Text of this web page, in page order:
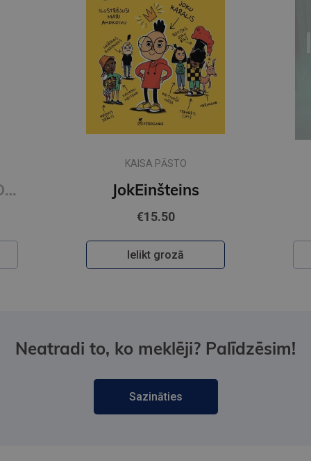
Grāmatzīme GLOBUSS - Ruds kaķis
KAISA PĀSTO
JokEinšteins
€15.50
Ielikt grozā
Neatradi to, ko meklēji? Palīdzēsim!
Sazināties